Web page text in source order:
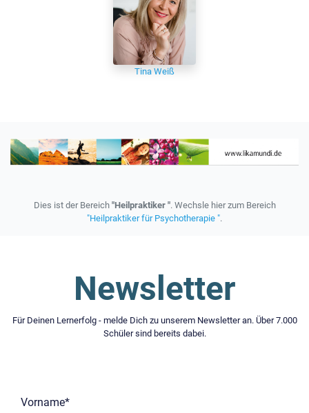
Tina Weiß
Dies ist der Bereich "Heilpraktiker ". Wechsle hier zum Bereich
"Heilpraktiker für Psychotherapie ".
Newsletter
Für Deinen Lernerfolg - melde Dich zu unserem Newsletter an. Über 7.000
Schüler sind bereits dabei.
Vorname*